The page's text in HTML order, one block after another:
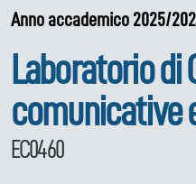
Anno accademico 2025/
Laboratorio
comunicative
EC0460